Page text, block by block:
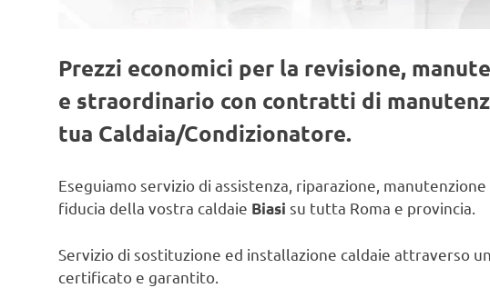
Prezzi economici per la revisione,
e straordinario con contratti di
tua Caldaia/Condizionatore.
Eseguiamo servizio di assistenza, riparazione,
fiducia della vostra caldaie Biasi su tutta Roma e provincia.
Servizio di sostituzione ed installazione caldaie attraverso
certificato e garantito.